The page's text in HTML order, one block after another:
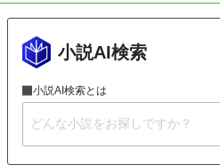
小説AI検索
小説AI検索とは